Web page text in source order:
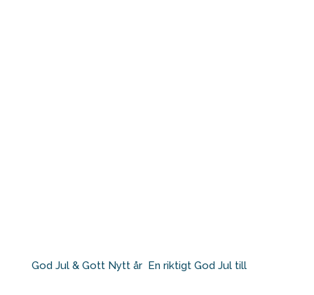
God Jul & Gott Nytt år⁠ ⁠ En riktigt God Jul till